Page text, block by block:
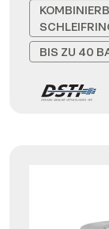
BIS ZU 40